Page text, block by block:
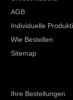
AGB
Individuelle
Wie Bestellen
Sitemap
Ihre Bestellungen